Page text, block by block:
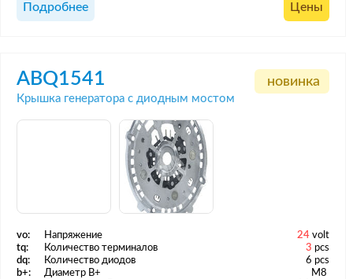
Подробнее Цены
ABQ1541
Крышка генератора с диодным мостом
новинка
vo: Напряжение 24 volt
tq:
Количество терминалов 3 pcs
dq:
Количество диодов
6 pcs
b+:
Диаметр B+
M8